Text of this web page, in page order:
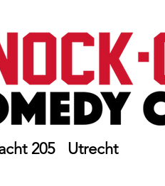
205 Utrecht